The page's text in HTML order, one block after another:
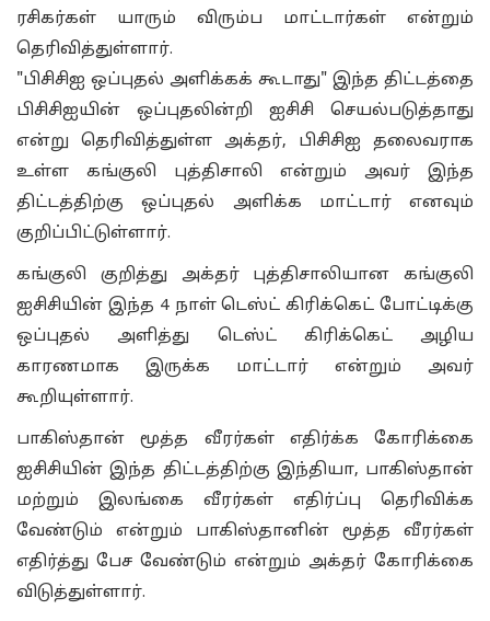
ரசிகர்கள் யாரும் விரும்ப மாட்டார்கள் என்றும்
தெரிவித்துள்ளார்.
"பிசிசிஐ ஒப்புதல் அளிக்கக் கூடாது" இந்த திட்டத்தை
பிசிசிஐயின் ஒப்புதலின்றி ஐசிசி செயல்படுத்தாது
என்று தெரிவித்துள்ள அக்தர், பிசிசிஐ தலைவராக
உள்ள கங்குலி புத்திசாலி என்றும் அவர் இந்த
திட்டத்திற்கு ஒப்புதல் அளிக்க மாட்டார் எனவும்
குறிப்பிட்டுள்ளார்.
கங்குலி குறித்து அக்தர் புத்திசாலியான கங்குலி
ஐசிசியின் இந்த 4 நாள் டெஸ்ட் கிரிக்கெட் போட்டிக்கு
ஒப்புதல் அளித்து டெஸ்ட் கிரிக்கெட் அழிய
காரணமாக இருக்க மாட்டார் என்றும் அவர்
கூறியுள்ளார்.
பாகிஸ்தான் மூத்த வீரர்கள் எதிர்க்க கோரிக்கை
ஐசிசியின் இந்த திட்டத்திற்கு இந்தியா, பாகிஸ்தான்
மற்றும் இலங்கை வீரர்கள் எதிர்ப்பு தெரிவிக்க
வேண்டும் என்றும் பாகிஸ்தானின் மூத்த வீரர்கள்
எதிர்த்து பேச வேண்டும் என்றும் அக்தர் கோரிக்கை
விடுத்துள்ளார்.